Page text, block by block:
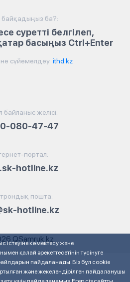
байқадыңыз ба?:
суретті белгілеп,
басыңыз Ctrl+Enter
сүйемелдеу ithd.kz
желісі:
080-47-47
портал:
hotline.kz
пошта:
hotline.kz
QSamruk.kz
істеуіне көмектесу және
қалай әрекеттесетінін түсінуге
пайдаланады. Біз бұл cookie
және жекелендірілген пайдаланушы